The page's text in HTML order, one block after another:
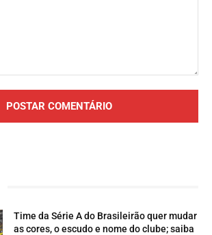
Time da Série A do Brasileirão quer mudar
as cores, o escudo e nome do clube; saiba